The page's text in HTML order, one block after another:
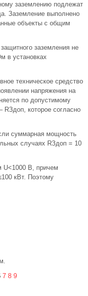
заземлению подлежат
Заземление выполнено
объекты с общим
заземления не
в установках
техническое средство
напряжения на
по допустимому
RЗдоп, которое согласно
суммарная мощность
случаях RЗдоп = 10
U<1000 В, причем
кВт. Поэтому
7 8 9